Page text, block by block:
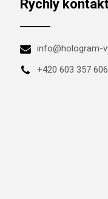
Rychlý
info@hologram-
+420 603 357 606